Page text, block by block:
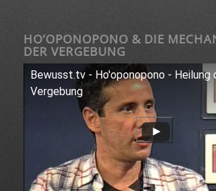
HO’OPONOPONO & DIE
DER VERGEBUNG
Bewusst.tv - Ho'oponopono - Heilung
Vergebung